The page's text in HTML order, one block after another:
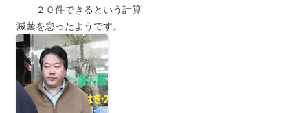
２０件できるという計算
滅菌を怠ったようです。